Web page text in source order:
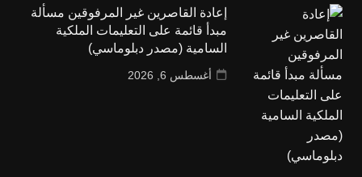
إعادة القاصرين غير المرفوقين مسألة
مبدأ قائمة على التعليمات الملكية
السامية (مصدر دبلوماسي)
أغسطس 6, 2026